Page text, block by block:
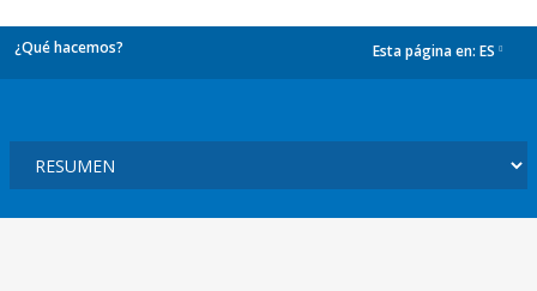
¿Qué hacemos? Esta página en: ES